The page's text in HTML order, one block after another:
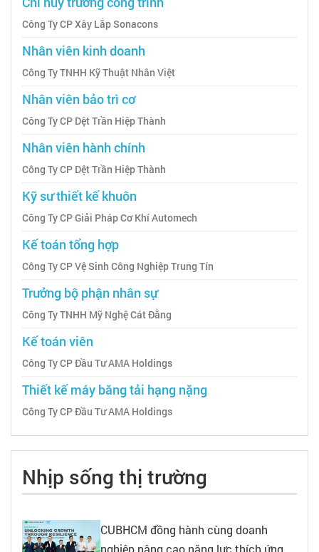
Công Ty CP Xây Lắp Sonacons
Nhân viên kinh doanh
Công Ty TNHH Kỹ Thuật Nhân Việt
Nhân viên bảo trì cơ
Công Ty CP Dệt Trần Hiệp Thành
Nhân viên hành chính
Công Ty CP Dệt Trần Hiệp Thành
Kỹ sư thiết kế khuôn
Công Ty CP Giải Pháp Cơ Khí Automech
Kế toán tổng hợp
Công Ty CP Vệ Sinh Công Nghiệp Trung Tín
Trưởng bộ phận nhân sự
Công Ty TNHH Mỹ Nghệ Cát Đằng
Kế toán viên
Công Ty CP Đầu Tư AMA Holdings
Thiết kế máy băng tải hạng nặng
Công Ty CP Đầu Tư AMA Holdings
Nhịp sống thị trường
CUBHCM đồng hành cùng doanh
nghiệp nâng cao năng lực thích ứng